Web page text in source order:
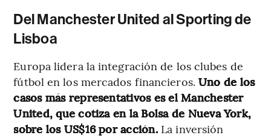
Del Manchester United al Sporting de
Lisboa
Europa lidera la integración de los clubes de
fútbol en los mercados financieros. Uno de los
casos más representativos es el Manchester
United, que cotiza en la Bolsa de Nueva York,
sobre los US$16 por acción. La inversión